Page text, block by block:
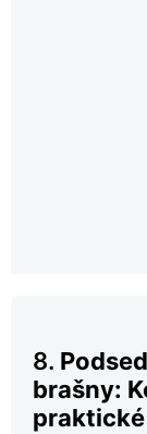
8.
brašny:
praktické